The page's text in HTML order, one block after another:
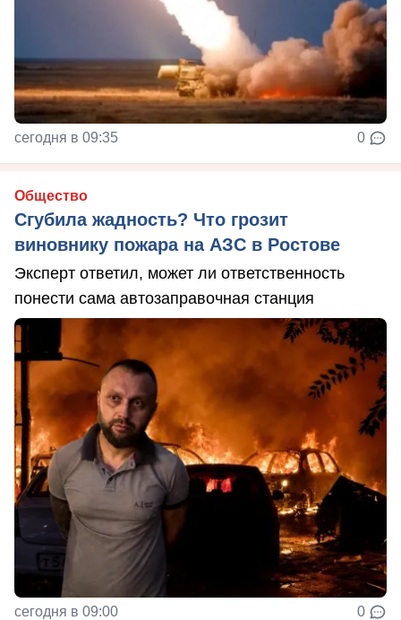
сегодня в 09:35 0
Общество
Сгубила жадность? Что грозит
виновнику пожара на АЗС в Ростове
Эксперт ответил, может ли ответственность
понести сама автозаправочная станция
сегодня в 09:00 0